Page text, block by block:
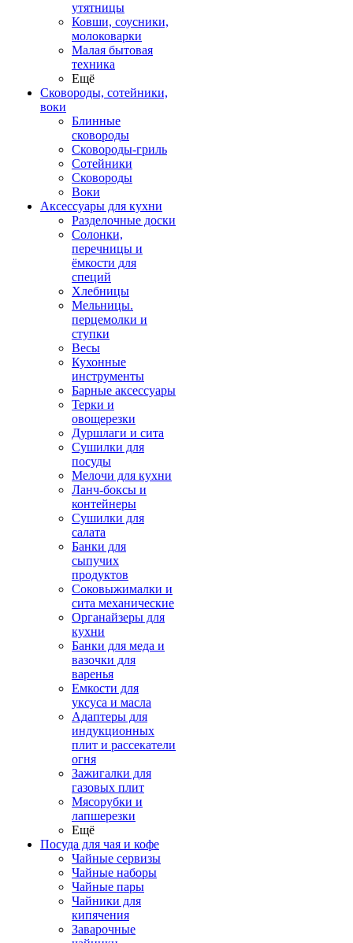
утятницы
Ковши, соусники,
молоковарки
Малая бытовая
техника
Ещё
Сковороды, сотейники,
воки
Блинные
сковороды
Сковороды-гриль
Сотейники
Сковороды
Воки
Аксессуары для кухни
Разделочные доски
Солонки,
перечницы и
ёмкости для
специй
Хлебницы
Мельницы.
перцемолки и
ступки
Весы
Кухонные
инструменты
Барные аксессуары
Терки и
овощерезки
Дуршлаги и сита
Сушилки для
посуды
Мелочи для кухни
Ланч-боксы и
контейнеры
Сушилки для
салата
Банки для
сыпучих
продуктов
Соковыжималки и
сита механические
Органайзеры для
кухни
Банки для меда и
вазочки для
варенья
Емкости для
уксуса и масла
Адаптеры для
индукционных
плит и рассекатели
огня
Зажигалки для
газовых плит
Мясорубки и
лапшерезки
Ещё
Посуда для чая и кофе
Чайные сервизы
Чайные наборы
Чайные пары
Чайники для
кипячения
Заварочные